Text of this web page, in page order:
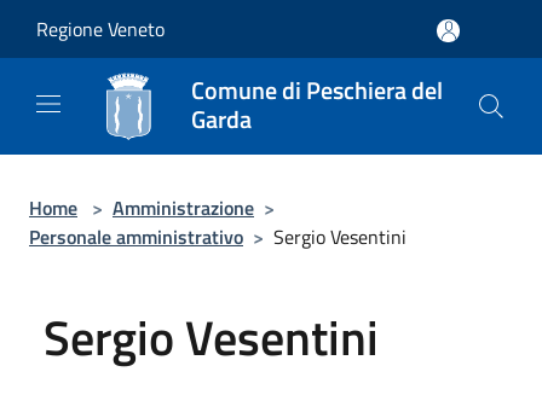
Regione Veneto
Comune di Peschiera del
Garda
Home > Amministrazione >
Personale amministrativo > Sergio Vesentini
Sergio Vesentini